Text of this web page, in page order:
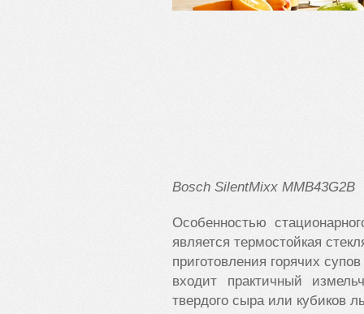
Bosch SilentMixx MMB43G2B
Особенностью
является термостойкая
приготовления горячих
входит практичный
твердого сыра или кубиков